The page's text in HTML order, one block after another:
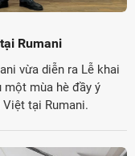
Rumani
vừa diễn ra Lễ khai
một mùa hè đầy ý
tại Rumani.